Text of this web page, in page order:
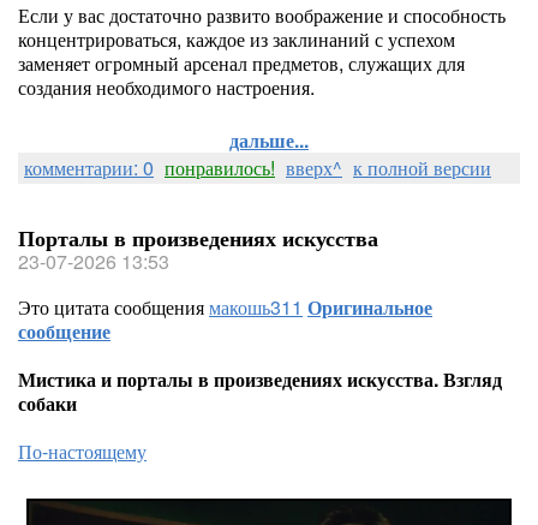
Если у вас достаточно развито воображение и способность
концентрироваться, каждое из заклинаний с успехом
заменяет огромный арсенал предметов, служащих для
создания необходимого настроения.
дальше...
комментарии: 0 понравилось! вверх^ к полной версии
Порталы в произведениях искусства
23-07-2026 13:53
Это цитата сообщениямакошь311 Оригинальное
сообщение
Мистика и порталы в произведениях искусства. Взгляд
собаки
По-настоящему